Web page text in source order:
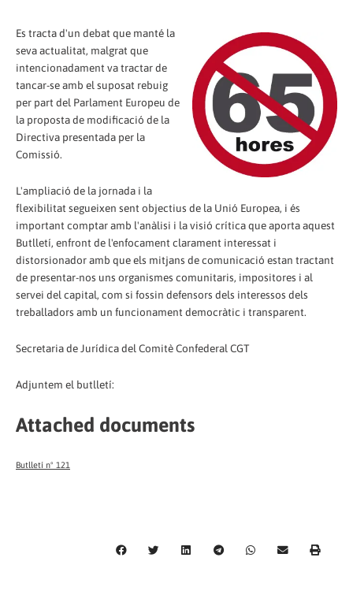
Es tracta d'un debat que manté la
seva actualitat, malgrat que
intencionadament va tractar de
tancar-se amb el suposat rebuig
per part del Parlament Europeu de
la proposta de modificació de la
Directiva presentada per la
Comissió.
L'ampliació de la jornada i la
flexibilitat segueixen sent objectius de la Unió Europea, i és
important comptar amb l'anàlisi i la visió crítica que aporta aquest
Butlletí, enfront de l'enfocament clarament interessat i
distorsionador amb que els mitjans de comunicació estan tractant
de presentar-nos uns organismes comunitaris, impositores i al
servei del capital, com si fossin defensors dels interessos dels
treballadors amb un funcionament democràtic i transparent.
Secretaria de Jurídica del Comitè Confederal CGT
Adjuntem el butlletí:
Attached documents
Butlletí nº 121